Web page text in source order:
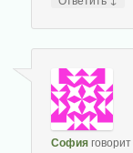
Софияговорит